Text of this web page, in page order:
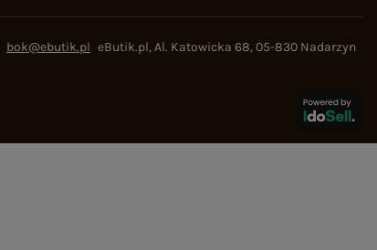
bok@ebutik.pl eButik.pl,Al. Katowicka 68,05-830 Nadarzyn